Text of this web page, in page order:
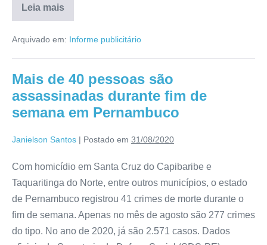
Leia mais
Arquivado em: Informe publicitário
Mais de 40 pessoas são
assassinadas durante fim de
semana em Pernambuco
Janielson Santos | Postado em 31/08/2020
Com homicídio em Santa Cruz do Capibaribe e
Taquaritinga do Norte, entre outros municípios, o estado
de Pernambuco registrou 41 crimes de morte durante o
fim de semana. Apenas no mês de agosto são 277 crimes
do tipo. No ano de 2020, já são 2.571 casos. Dados